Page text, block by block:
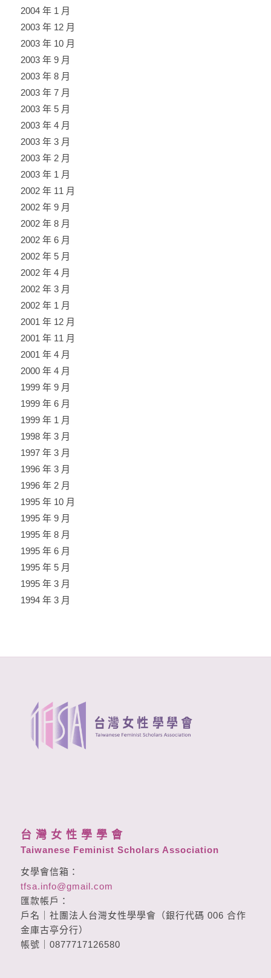
2004 年 1 月
2003 年 12 月
2003 年 10 月
2003 年 9 月
2003 年 8 月
2003 年 7 月
2003 年 5 月
2003 年 4 月
2003 年 3 月
2003 年 2 月
2003 年 1 月
2002 年 11 月
2002 年 9 月
2002 年 8 月
2002 年 6 月
2002 年 5 月
2002 年 4 月
2002 年 3 月
2002 年 1 月
2001 年 12 月
2001 年 11 月
2001 年 4 月
2000 年 4 月
1999 年 9 月
1999 年 6 月
1999 年 1 月
1998 年 3 月
1997 年 3 月
1996 年 3 月
1996 年 2 月
1995 年 10 月
1995 年 9 月
1995 年 8 月
1995 年 6 月
1995 年 5 月
1995 年 3 月
1994 年 3 月
台 灣 女 性 學 學 會
Taiwanese Feminist Scholars Association
女學會信箱：
tfsa.info@gmail.com
匯款帳戶：
戶名｜社團法人台灣女性學學會（銀行代碼 006 合作
金庫古亭分行）
帳號｜0877717126580